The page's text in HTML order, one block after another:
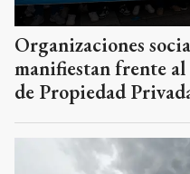
Organizaciones
manifiestan frente
de Propiedad